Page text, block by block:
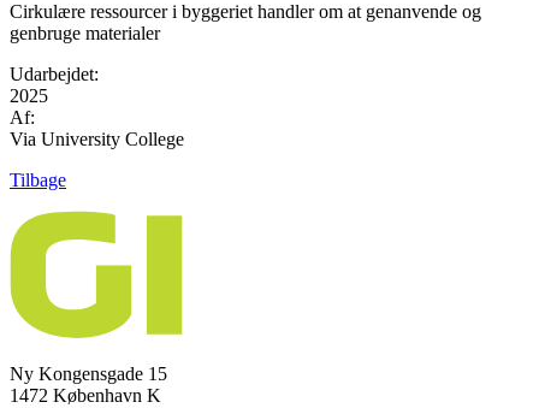
Cirkulære ressourcer i byggeriet handler om at genanvende og
genbruge materialer
Udarbejdet:
2025
Af:
Via University College
Tilbage
Ny Kongensgade 15
1472 København K